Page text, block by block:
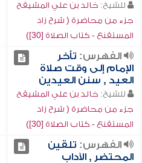
للشيخ: خالد بن علي المشيقح
جزء من محاضرة ( شرح زاد
المستقنع - كتاب الصلاة [30])
الفهرس: تأخر
الإمام إلى وقت صلاة
العيد , سنن العيدين
للشيخ: خالد بن علي المشيقح
جزء من محاضرة ( شرح زاد
المستقنع - كتاب الصلاة [30])
الفهرس: تلقين
المحتضر , الآداب